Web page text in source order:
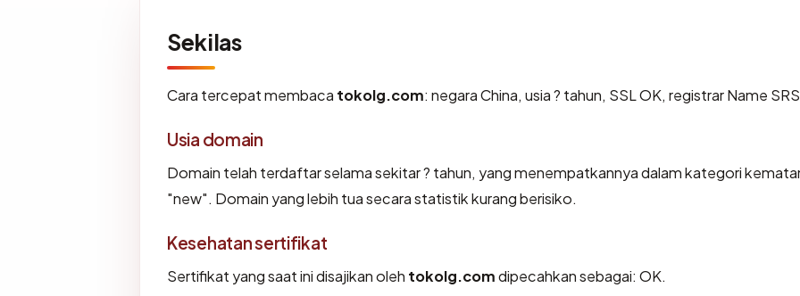
Sekilas
Cara tercepat membaca tokolg.com: negara China, usia ? tahun, SSL OK, registrar Name
Usia domain
Domain telah terdaftar selama sekitar ? tahun, yang menempatkannya dalam kategori
"new". Domain yang lebih tua secara statistik kurang berisiko.
Kesehatan sertifikat
Sertifikat yang saat ini disajikan oleh tokolg.comdipecahkan sebagai: OK.